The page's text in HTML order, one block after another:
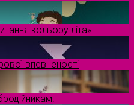
кольору літа»
впевненості